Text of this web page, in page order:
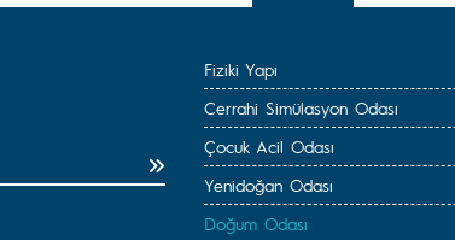
Fiziki Yapı
Cerrahi Simülasyon Odası
Çocuk Acil Odası
Yenidoğan Odası
Doğum Odası